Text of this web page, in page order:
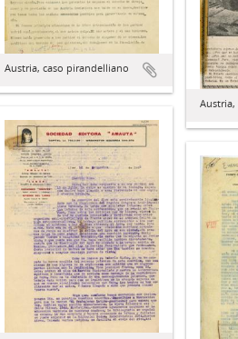
Austria, caso pirandelliano